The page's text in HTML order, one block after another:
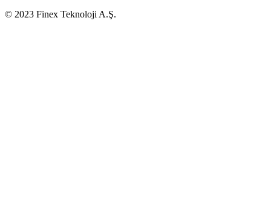
© 2023 Finex Teknoloji A.Ş.